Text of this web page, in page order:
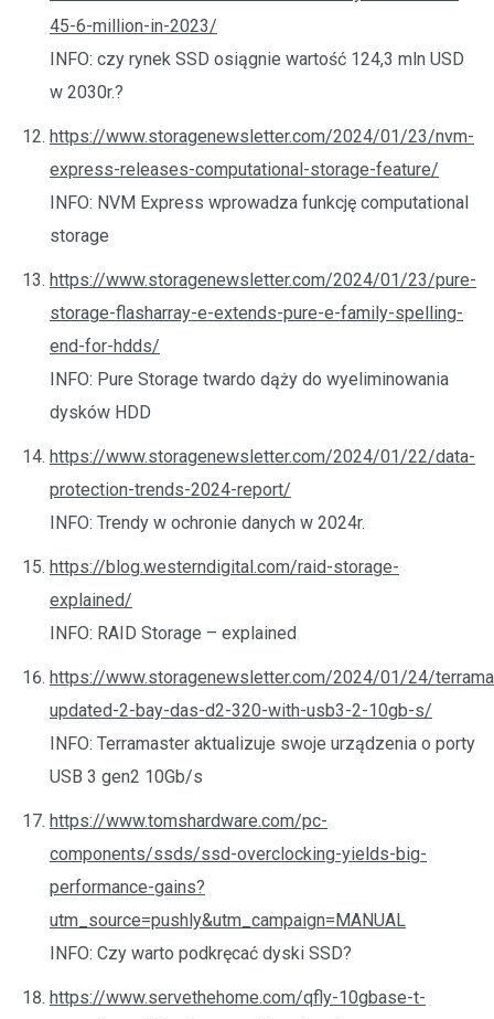
45-6-million-in-2023/
INFO: czy rynek SSD osiągnie wartość 124,3 mln USD
w 2030r.?
https://www.storagenewsletter.com/2024/01/23/nvm-
express-releases-computational-storage-feature/
INFO: NVM Express wprowadza funkcję computational
storage
https://www.storagenewsletter.com/2024/01/23/pure-
storage-flasharray-e-extends-pure-e-family-spelling-
end-for-hdds/
INFO: Pure Storage twardo dąży do wyeliminowania
dysków HDD
https://www.storagenewsletter.com/2024/01/22/data-
protection-trends-2024-report/
INFO: Trendy w ochronie danych w 2024r.
https://blog.westerndigital.com/raid-storage-
explained/
INFO: RAID Storage – explained
https://www.storagenewsletter.com/2024/01/24/
updated-2-bay-das-d2-320-with-usb3-2-10gb-s/
INFO: Terramaster aktualizuje swoje urządzenia o porty
USB 3 gen2 10Gb/s
https://www.tomshardware.com/pc-
components/ssds/ssd-overclocking-yields-big-
performance-gains?
utm_source=pushly&utm_campaign=MANUAL
INFO: Czy warto podkręcać dyski SSD?
https://www.servethehome.com/qfly-10gbase-t-